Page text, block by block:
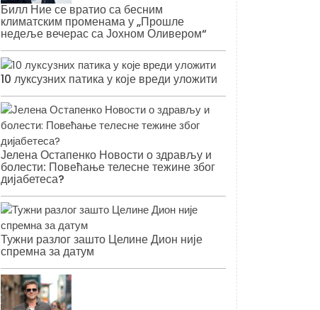
Билл Ние се вратио са бесним
климатским променама у „Прошле
недеље вечерас са Јохном Оливером“
10 луксузних патика у које вреди уложити
Јелена Остапенко Новости о здрављу и
болести: Повећање телесне тежине због
дијабетеса?
Тужни разлог зашто Целине Дион није
спремна за датум